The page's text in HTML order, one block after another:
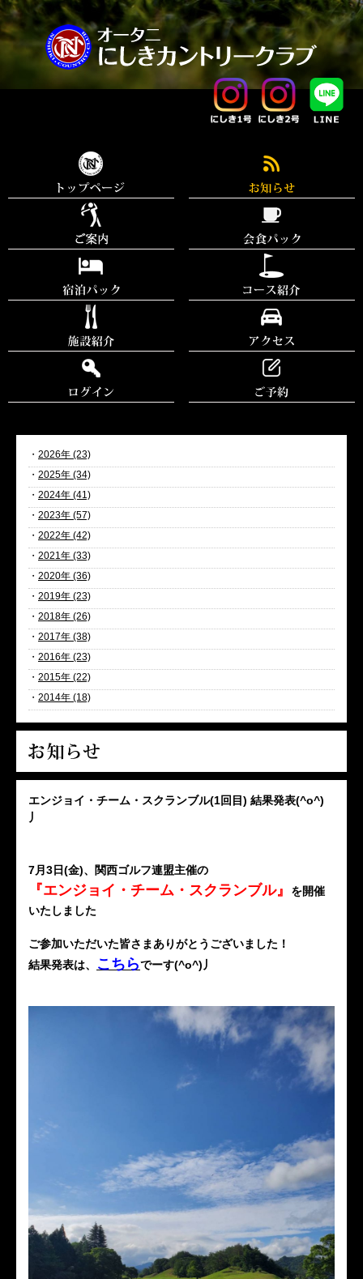
・ 2026年 (23)
・ 2025年 (34)
・ 2024年 (41)
・ 2023年 (57)
・ 2022年 (42)
・ 2021年 (33)
・ 2020年 (36)
・ 2019年 (23)
・ 2018年 (26)
・ 2017年 (38)
・ 2016年 (23)
・ 2015年 (22)
・ 2014年 (18)
エンジョイ・チーム・スクランブル(1回目) 結果発表(^o^)
丿
7月3日(金)、関西ゴルフ連盟主催の
『エンジョイ・チーム・スクランブル』
を開催
いたしました
ご参加いただいた皆さまありがとうございました！
結果発表は、
こちらでーす(^o^)丿